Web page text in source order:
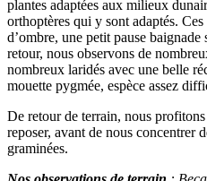
plantes adaptées aux milieux
orthoptères qui y sont adaptés.
d’ombre, une petit pause
retour, nous observons de
nombreux laridés avec une belle
mouette pygmée, espèce assez
De retour de terrain, nous
reposer, avant de nous concentrer
graminées.